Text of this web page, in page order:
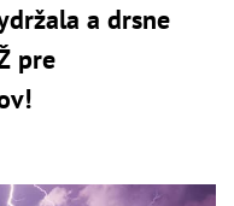
a drsne
pre